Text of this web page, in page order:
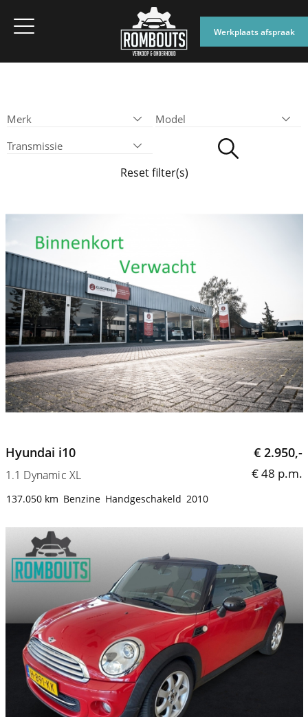
Werkplaats afspraak
Reset filter(s)
Hyundai i10
1.1 Dynamic XL
€ 2.950,-
€ 48 p.m.
137.050 km Benzine Handgeschakeld 2010